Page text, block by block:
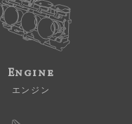
Engine
エンジン